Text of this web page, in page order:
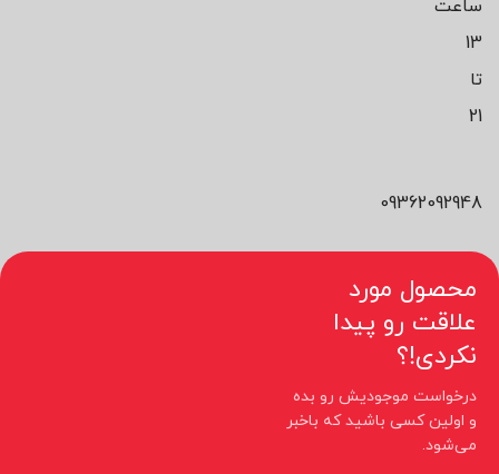
ساعت
13
تا
21
09362092948
محصول مورد
علاقت رو پیدا
نکردی!؟
درخواست موجودیش رو بده
و اولین کسی باشید که باخبر
می‌شود.